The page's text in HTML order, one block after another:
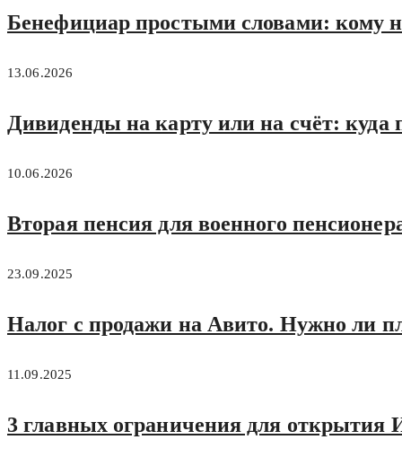
Бенефициар простыми словами: кому
13.06.2026
Дивиденды на карту или на счёт: куда
10.06.2026
Вторая пенсия для военного
23.09.2025
Налог с продажи на Авито. Нужно ли
11.09.2025
3 главных ограничения для открытия